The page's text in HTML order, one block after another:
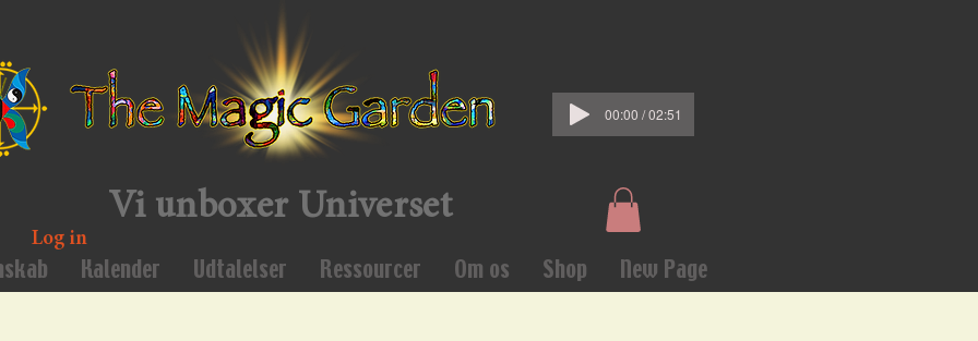
Vi unboxer Universet
Log in
00:00 / 02:51
Kalender Udtalelser Ressourcer Om os Shop New Page